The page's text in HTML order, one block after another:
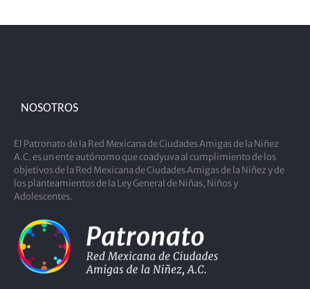
NOSOTROS
El Patronato de la Red Mexicana de Ciudades Amigas de la Niñez
A.C. es un ente autónomo que coadyuva al cumplimiento de los
objetivos de la Red Mexicana de Ciudades Amigas de la Niñez y de
los planteamientos de la Ley General de Niñas, Niños y
Adolescentes.